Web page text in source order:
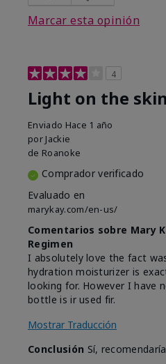
Marcar esta opinión
4
Light on the skin
Enviado Hace 1 año
por Jackie
de Roanoke
Comprador verificado
Evaluado en
marykay.com/en-us/
Comentarios sobre Mary
Regimen
I absolutely love the fact
hydration moisturizer is
looking for. However I have
bottle is ir used fir.
Mostrar Traducción
Conclusión Sí,